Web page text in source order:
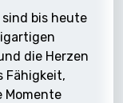
bis heute
die Herzen
Fähigkeit,
Momente